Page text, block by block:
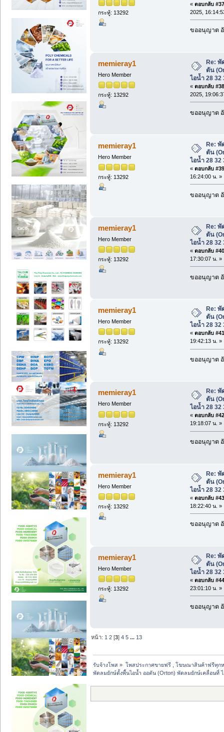
กระทู้: 13292
« ตอบกลับ
2025,
ขออนุญาต
memieray1
Hero Member
กระทู้: 13292
Re: พั
ตัน
ไอน้ำ 28 32
« ตอบกลับ
2025,
ขออนุญาต
memieray1
Hero Member
กระทู้: 13292
Re: พั
ตัน
ไอน้ำ 28 32
« ตอบกลับ
16:24:00 น. »
ขออนุญาต
memieray1
Hero Member
กระทู้: 13292
Re:
ตัน
ไอน้ำ 28 32
« ตอบกลับ
17:30:07 น. »
ขออนุญาต
memieray1
Hero Member
กระทู้: 13292
Re:
ตัน
ไอน้ำ 28 32
« ตอบกลับ
19:42:13 น. »
ขออนุญาต
memieray1
Hero Member
กระทู้: 13292
Re:
ตัน
ไอน้ำ 28 32
« ตอบกลับ
19:18:07 น. »
ขออนุญาต
memieray1
Hero Member
กระทู้: 13292
Re: พั
ตัน
ไอน้ำ 28 32
« ตอบกลับ
18:22:40 น. »
ขออนุญาต
memieray1
Hero Member
กระทู้: 13292
Re: พั
ตัน
ไอน้ำ 28 32
« ตอบกลับ
23:01:10 น. »
ขออนุญาต
หน้า: 1 2 [3]4 5 ... 13
รับจ้างโพส » โพสประกาศขายฟรี , โฆษณาสินค้าฟรีทุก
พัดลมยักษ์ตั้งพื้นไอน้ำ ออตัน (Orton) พัดลมยักษ์เคลื่อนที่